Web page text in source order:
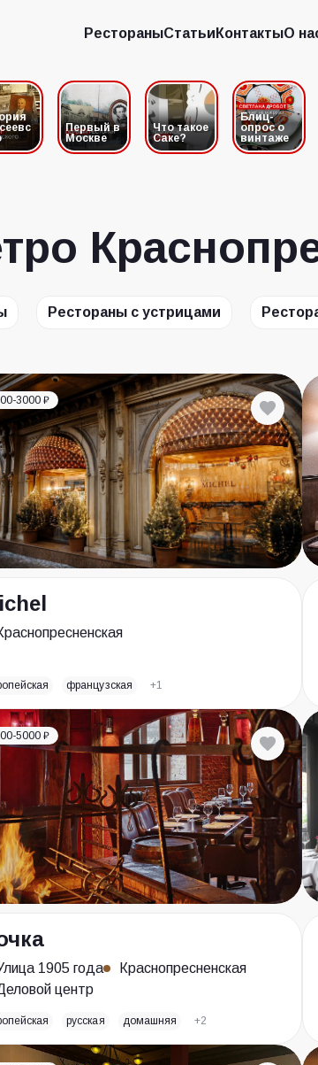
РестораныСтатьи КонтактыО
РестораныСтатьиКонтактыО
Первый в
Москве
Что такое
Саке?
Блиц-
опрос о
винтаже
Рестораны с устрицами
3000 ₽
французская +1
5000 ₽
1905 года
Краснопресненская
центр
русская домашняя +2